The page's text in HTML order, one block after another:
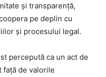
și transparență,
pe deplin cu
și procesului legal.
percepută ca un act de
față de valorile